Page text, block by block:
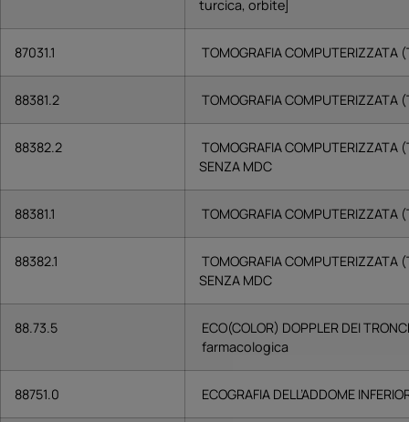
turcica, orbite]
87031.1 TOMOGRAFIA COMPUTERIZZATA
88381.2 TOMOGRAFIA COMPUTERIZZATA
88382.2
TOMOGRAFIA COMPUTERIZZATA
SENZA MDC
88381.1 TOMOGRAFIA COMPUTERIZZATA
88382.1
TOMOGRAFIA COMPUTERIZZATA
SENZA MDC
88.73.5
ECO(COLOR) DOPPLER DEI
farmacologica
88751.0 ECOGRAFIA DELL’ADDOME